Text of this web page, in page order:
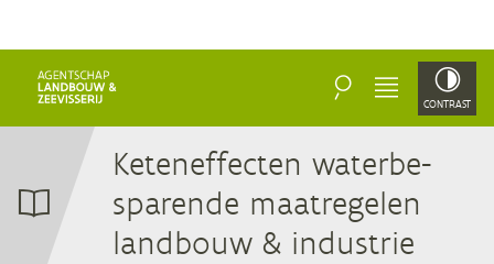
ZOEKEN MENU CONTRAST
Ke­ten­ef­fec­ten wa­ter­be­
spa­ren­de maat­re­ge­len
land­bouw & industrie